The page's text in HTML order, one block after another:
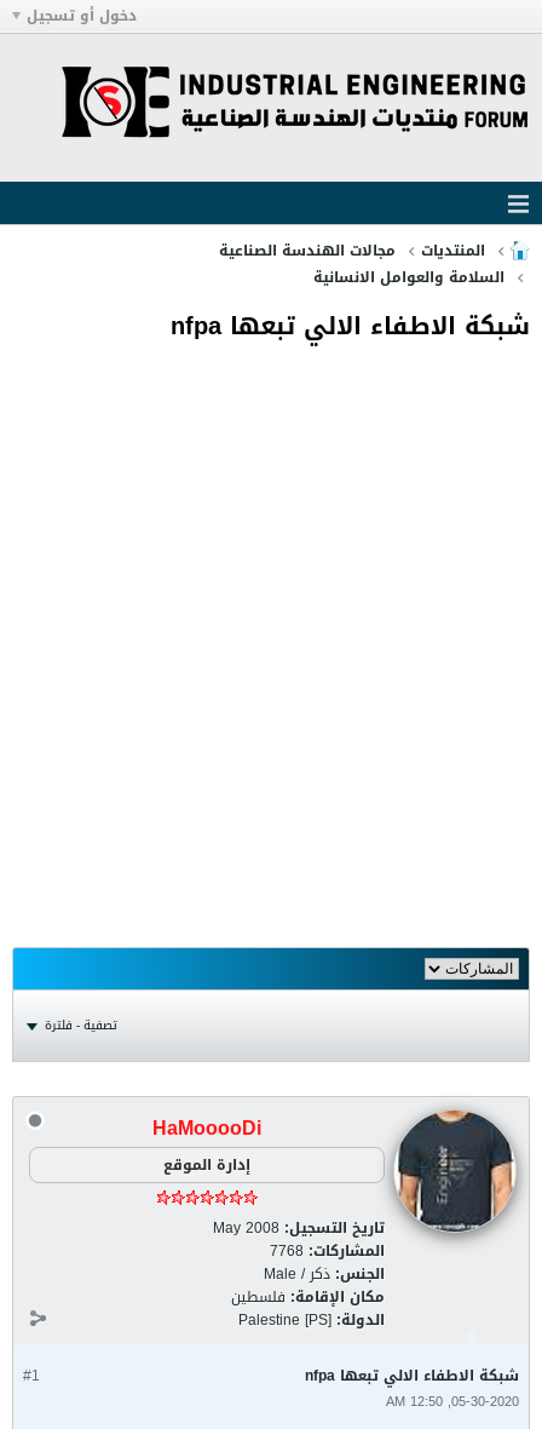
دخول أو تسجيل
المنتديات
مجالات الهندسة الصناعية
السلامة والعوامل الانسانية
شبكة الاطفاء الالي تبعها nfpa
تصفية - فلترة
HaMooooDi
إدارة الموقع
تاريخ التسجيل: May 2008
المشاركات: 7768
الجنس: ذكر / Male
مكان الإقامة: فلسطين
الدولة: Palestine [PS]
#1 شبكة الاطفاء الالي تبعها nfpa
05-30-2020, 12:50 AM